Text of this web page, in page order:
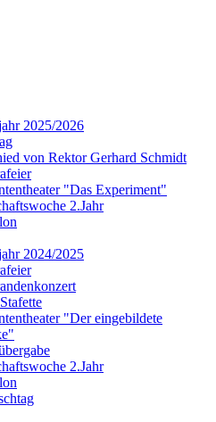
2025/2026
von Rektor Gerhard Schmidt
"Das Experiment"
2.Jahr
2024/2025
"Der eingebildete
2.Jahr